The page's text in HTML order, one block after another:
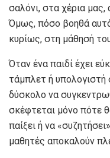
σαλόνι, στα χέρια μας,
Όμως, πόσο βοηθά
κυρίως, στη μάθησή
Όταν ένα παιδί έχει
τάμπλετ ή υπολογιστή
δύσκολο να
σκέφτεται μόνο πότε
παίξει ή να
μαθητές αποκαλούν